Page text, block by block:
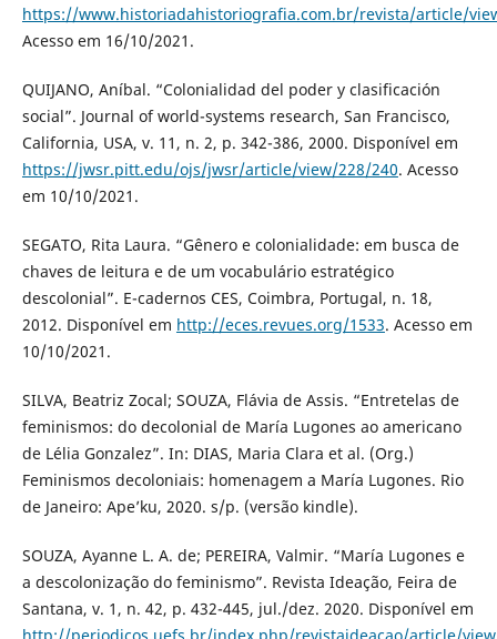
https://www.historiadahistoriografia.com.br/revista/article/
Acesso em 16/10/2021.
QUIJANO, Aníbal. “Colonialidad del poder y clasificación
social”. Journal of world-systems research, San Francisco,
California, USA, v. 11, n. 2, p. 342-386, 2000. Disponível em
https://jwsr.pitt.edu/ojs/jwsr/article/view/228/240. Acesso
em 10/10/2021.
SEGATO, Rita Laura. “Gênero e colonialidade: em busca de
chaves de leitura e de um vocabulário estratégico
descolonial”. E-cadernos CES, Coimbra, Portugal, n. 18,
2012. Disponível em http://eces.revues.org/1533. Acesso em
10/10/2021.
SILVA, Beatriz Zocal; SOUZA, Flávia de Assis. “Entretelas de
feminismos: do decolonial de María Lugones ao americano
de Lélia Gonzalez”. In: DIAS, Maria Clara et al. (Org.)
Feminismos decoloniais: homenagem a María Lugones. Rio
de Janeiro: Ape’ku, 2020. s/p. (versão kindle).
SOUZA, Ayanne L. A. de; PEREIRA, Valmir. “María Lugones e
a descolonização do feminismo”. Revista Ideação, Feira de
Santana, v. 1, n. 42, p. 432-445, jul./dez. 2020. Disponível em
http://periodicos.uefs.br/index.php/revistaideacao/article/